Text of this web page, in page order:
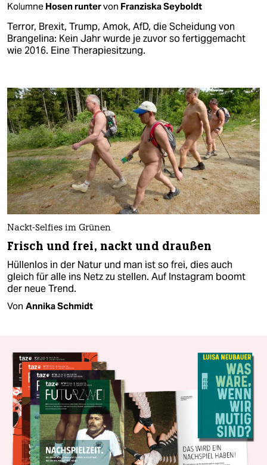
Kolumne Hosen runtervon Franziska Seyboldt
Terror, Brexit, Trump, Amok, AfD, die Scheidung von
Brangelina: Kein Jahr wurde je zuvor so fertiggemacht
wie 2016. Eine Therapiesitzung.
Nackt-Selfies im Grünen
Frisch und frei, nackt und draußen
Hüllenlos in der Natur und man ist so frei, dies auch
gleich für alle ins Netz zu stellen. Auf Instagram boomt
der neue Trend.
Von Annika Schmidt